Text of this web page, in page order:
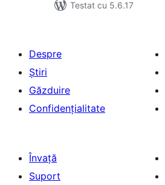
Testat cu 5.6.17
Despre
Știri
Găzduire
Confidențialitate
Învață
Suport